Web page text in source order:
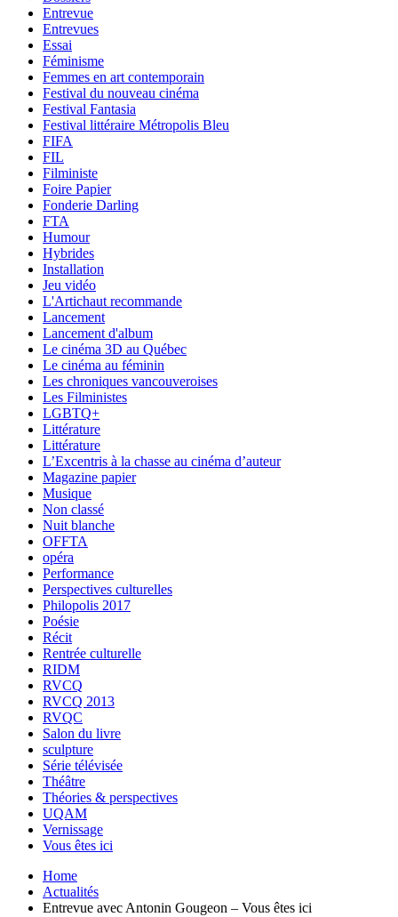
Entrevue
Entrevues
Essai
Féminisme
Femmes en art contemporain
Festival du nouveau cinéma
Festival Fantasia
Festival littéraire Métropolis Bleu
FIFA
FIL
Filministe
Foire Papier
Fonderie Darling
FTA
Humour
Hybrides
Installation
Jeu vidéo
L'Artichaut recommande
Lancement
Lancement d'album
Le cinéma 3D au Québec
Le cinéma au féminin
Les chroniques vancouveroises
Les Filministes
LGBTQ+
Littérature
Littérature
L’Excentris à la chasse au cinéma d’auteur
Magazine papier
Musique
Non classé
Nuit blanche
OFFTA
opéra
Performance
Perspectives culturelles
Philopolis 2017
Poésie
Récit
Rentrée culturelle
RIDM
RVCQ
RVCQ 2013
RVQC
Salon du livre
sculpture
Série télévisée
Théâtre
Théories & perspectives
UQAM
Vernissage
Vous êtes ici
Home
Actualités
Entrevue avec Antonin Gougeon – Vous êtes ici